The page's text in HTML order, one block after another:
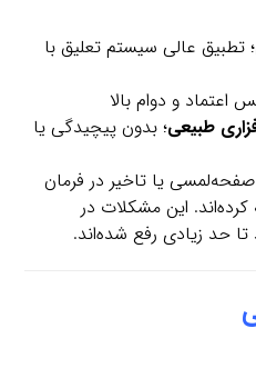
؛ تطبیق عالی سیستم تعلیق با
اعتماد و دوام بالا
طبیعی؛ بدون پیچیدگی یا
صفحه‌لمسی یا تاخیر در فرمان
این مشکلات در
تا حد زیادی رفع شده‌اند.